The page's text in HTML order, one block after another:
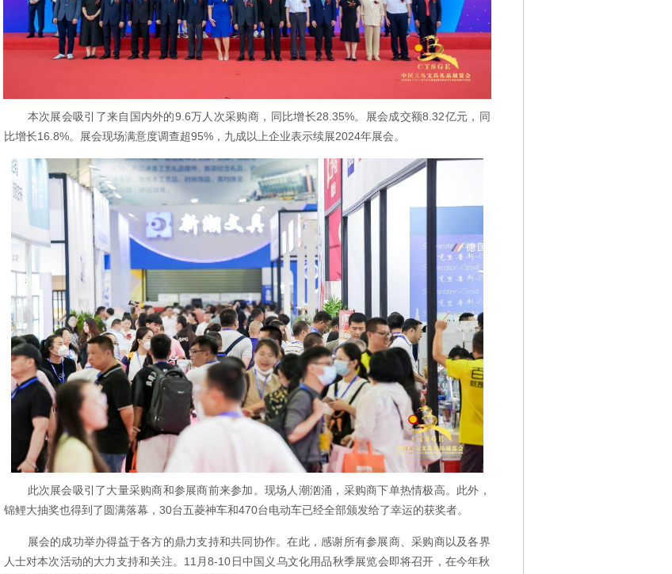
本次展会吸引了来自国内外的9.6万人次采购商，同比增长28.35%。展会成交额8.32亿元，同
比增长16.8%。展会现场满意度调查超95%，九成以上企业表示续展2024年展会。
此次展会吸引了大量采购商和参展商前来参加。现场人潮汹涌，采购商下单热情极高。此外，
锦鲤大抽奖也得到了圆满落幕，30台五菱神车和470台电动车已经全部颁发给了幸运的获奖者。
展会的成功举办得益于各方的鼎力支持和共同协作。在此，感谢所有参展商、采购商以及各界
人士对本次活动的大力支持和关注。11月8-10日中国义乌文化用品秋季展览会即将召开，在今年秋